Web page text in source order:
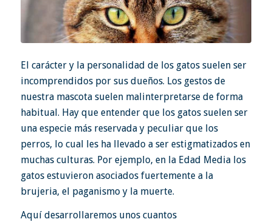
El carácter y la personalidad de los gatos suelen ser
incomprendidos por sus dueños. Los gestos de
nuestra mascota suelen malinterpretarse de forma
habitual. Hay que entender que los gatos suelen ser
una especie más reservada y peculiar que los
perros, lo cual les ha llevado a ser estigmatizados en
muchas culturas. Por ejemplo, en la Edad Media los
gatos estuvieron asociados fuertemente a la
brujeria, el paganismo y la muerte.
Aquí desarrollaremos unos cuantos